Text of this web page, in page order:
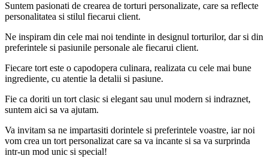
Suntem pasionati de crearea de torturi personalizate, care sa reflecte
personalitatea si stilul fiecarui client.
Ne inspiram din cele mai noi tendinte in designul torturilor, dar si din
preferintele si pasiunile personale ale fiecarui client.
Fiecare tort este o capodopera culinara, realizata cu cele mai bune
ingrediente, cu atentie la detalii si pasiune.
Fie ca doriti un tort clasic si elegant sau unul modern si indraznet,
suntem aici sa va ajutam.
Va invitam sa ne impartasiti dorintele si preferintele voastre, iar noi
vom crea un tort personalizat care sa va incante si sa va surprinda
intr-un mod unic si special!